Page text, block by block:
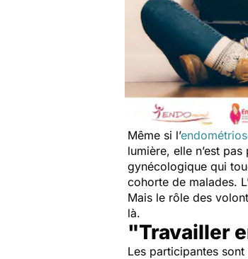
Même si l’
lumière, elle n’est
gynécologique qui
cohorte de malades.
Mais le rôle des
là.
"Travailler
Les participantes